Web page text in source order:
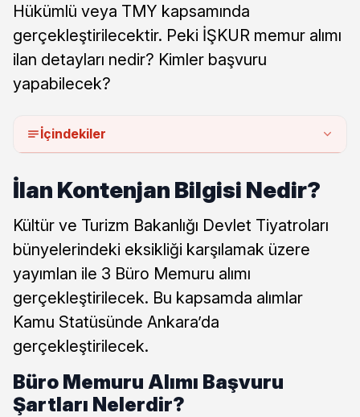
Hükümlü veya TMY kapsamında
gerçekleştirilecektir. Peki İŞKUR memur alımı
ilan detayları nedir? Kimler başvuru
yapabilecek?
İçindekiler
İlan Kontenjan Bilgisi Nedir?
Kültür ve Turizm Bakanlığı Devlet Tiyatroları
bünyelerindeki eksikliği karşılamak üzere
yayımlan ile 3 Büro Memuru alımı
gerçekleştirilecek. Bu kapsamda alımlar
Kamu Statüsünde Ankara’da
gerçekleştirilecek.
Büro Memuru Alımı Başvuru
Şartları Nelerdir?